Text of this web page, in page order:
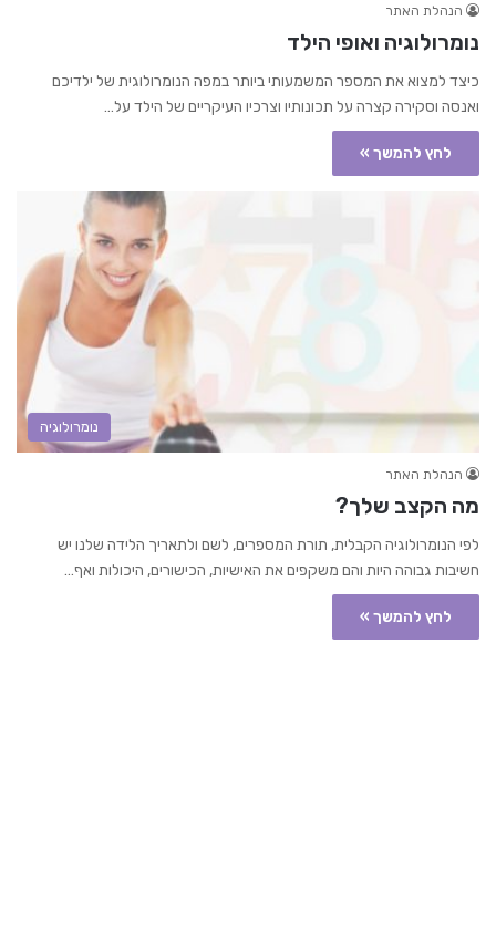
הנהלת האתר
נומרולוגיה ואופי הילד
כיצד למצוא את המספר המשמעותי ביותר במפה הנומרולוגית של ילדיכם
ואנסה וסקירה קצרה על תכונותיו וצרכיו העיקריים של הילד על…
לחץ להמשך »
נומרולוגיה
הנהלת האתר
מה הקצב שלך?
לפי הנומרולוגיה הקבלית, תורת המספרים, לשם ולתאריך הלידה שלנו יש
חשיבות גבוהה היות והם משקפים את האישיות, הכישורים, היכולות ואף…
לחץ להמשך »